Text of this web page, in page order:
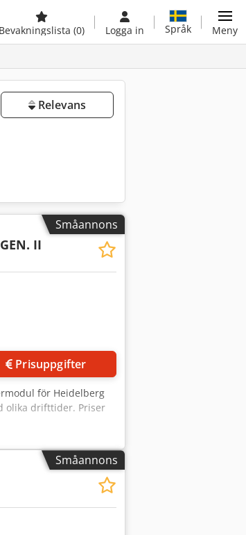
Bevakningslista (0) Logga in Språk Meny
Relevans
Småannons
II
Prisuppgifter
för Heidelberg
olika drifttider. Priser
Småannons